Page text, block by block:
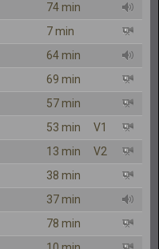
74 min
7 min
64 min
69 min
57 min
53 min
V1
13 min
V2
38 min
37 min
78 min